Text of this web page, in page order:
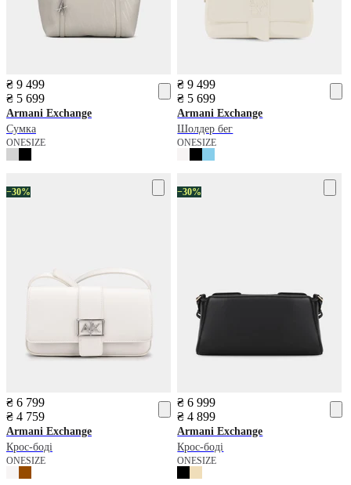
₴ 9 499
₴ 5 699
Armani Exchange
Сумка
ONESIZE
₴ 9 499
₴ 5 699
Armani Exchange
Шолдер бег
ONESIZE
−30%
₴ 6 799
₴ 4 759
Armani Exchange
Крос-боді
ONESIZE
−30%
₴ 6 999
₴ 4 899
Armani Exchange
Крос-боді
ONESIZE